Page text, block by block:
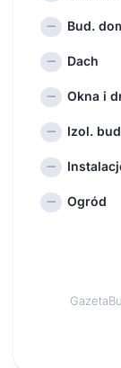
Bud.
Dach
Okna i
Izol.
Ogród